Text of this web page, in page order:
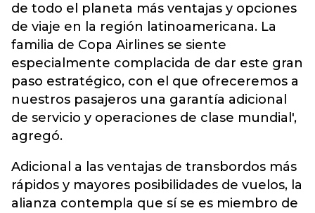
de todo el planeta más ventajas y opciones
de viaje en la región latinoamericana. La
familia de Copa Airlines se siente
especialmente complacida de dar este gran
paso estratégico, con el que ofreceremos a
nuestros pasajeros una garantía adicional
de servicio y operaciones de clase mundial',
agregó.
Adicional a las ventajas de transbordos más
rápidos y mayores posibilidades de vuelos, la
alianza contempla que sí se es miembro de